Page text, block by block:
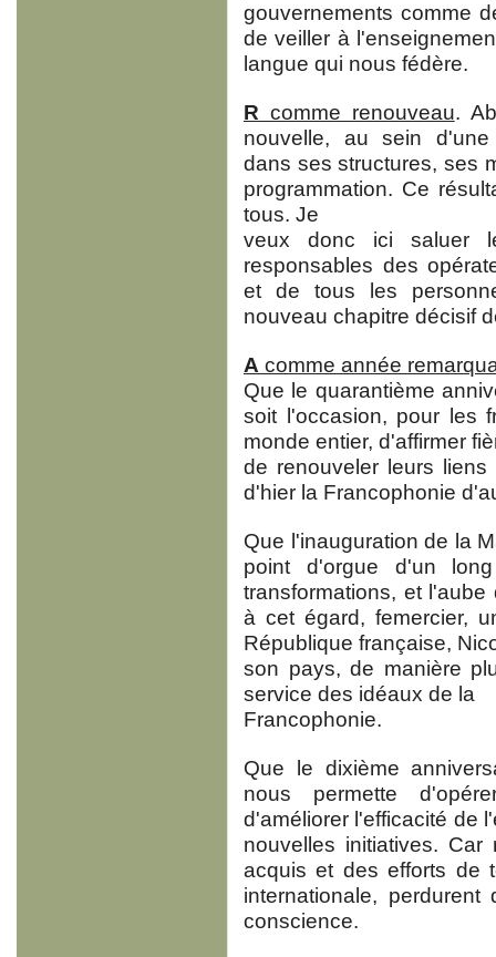
gouvernements comme
de veiller à
langue qui nous fédère.
R comme renouveau.
nouvelle, au sein d'une
dans ses structures, ses
programmation. Ce
tous. Je
veux donc ici saluer
responsables des
et de tous les
nouveau chapitre décisif
A comme année
Que le quarantième
soit l'occasion, pour les
monde entier, d'affirmer
de renouveler leurs
d'hier la Francophonie
Que l'inauguration de la
point d'orgue d'un
transformations, et
à cet égard, femercier,
République française,
son pays, de manière
service des idéaux de la
Francophonie.
Que le dixième
nous permette
d'améliorer l'efficacité de
nouvelles initiatives.
acquis et des efforts de
internationale,
conscience.